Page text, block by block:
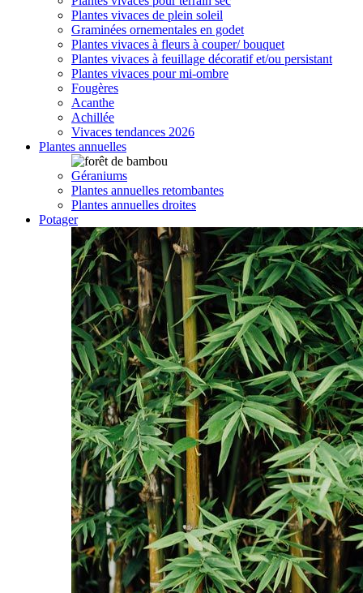
Plantes vivaces de plein soleil
Graminées ornementales en godet
Plantes vivaces à fleurs à couper/ bouquet
Plantes vivaces à feuillage décoratif et/ou persistant
Plantes vivaces pour mi-ombre
Fougères
Acanthe
Achillée
Vivaces tendances 2026
Plantes annuelles
Géraniums
Plantes annuelles retombantes
Plantes annuelles droites
Potager